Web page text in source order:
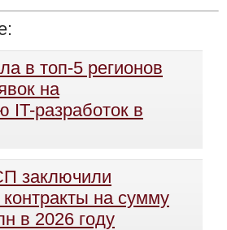
в топ-5 регионов
на
IT-разработок в
заключили
на сумму
в 2026 году